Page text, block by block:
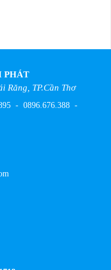
PHÁT
Răng, TP.Cần Thơ
- 0896.676.388 -